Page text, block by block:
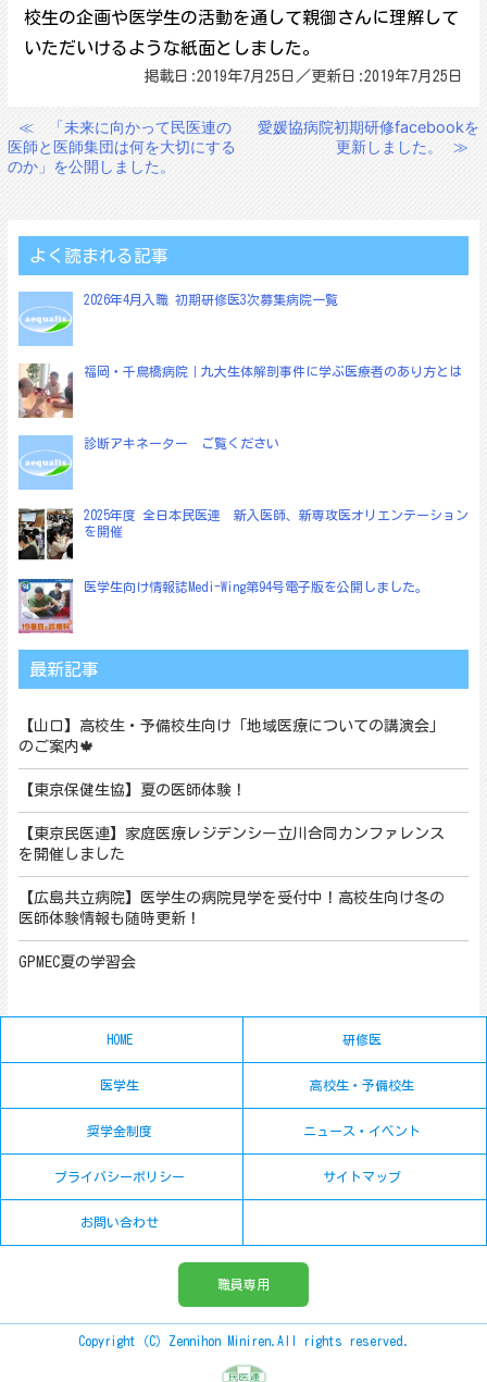
校生の企画や医学生の活動を通して親御さんに理解して
いただいけるような紙面としました。
掲載日:2019年7月25日／更新日:2019年7月25日
投
稿
シ
ョ
ン
≪
「未来に向かって民医連の
医師と医師集団は何を大切にする
のか」を公開しました。
愛媛協病院初期研修facebookを
更新しました。
≫
よく読まれる記事
2026年4月入職 初期研修医3次募集病院一覧
福岡・千鳥橋病院｜九大生体解剖事件に学ぶ医療者のあり方とは
診断アキネーター ご覧ください
2025年度 全日本民医連 新入医師、新専攻医オリエンテーション
を開催
医学生向け情報誌Medi-Wing第94号電子版を公開しました。
最新記事
【山口】高校生・予備校生向け「地域医療についての講演会」
のご案内🍁
【東京保健生協】夏の医師体験！
【東京民医連】家庭医療レジデンシー立川合同カンファレンス
を開催しました
【広島共立病院】医学生の病院見学を受付中！高校生向け冬の
医師体験情報も随時更新！
GPMEC夏の学習会
HOME 研修医
医学生 高校生・予備校生
奨学金制度 ニュース・イベント
プライバシーポリシー サイトマップ
お問い合わせ
職員専用
Copyright（C）Zennihon Miniren.All rights reserved.